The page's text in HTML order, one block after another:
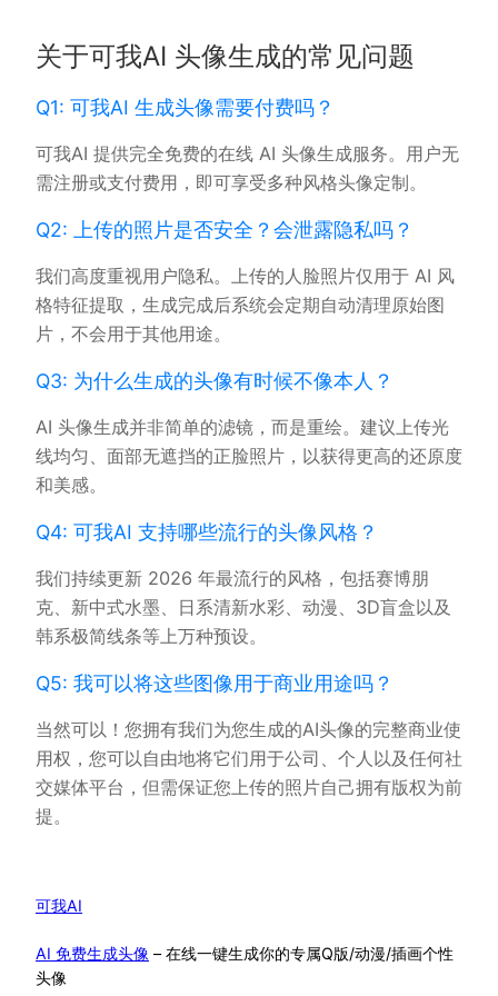
关于可我AI 头像生成的常见问题
Q1: 可我AI 生成头像需要付费吗？
可我AI 提供完全免费的在线 AI 头像生成服务。用户无
需注册或支付费用，即可享受多种风格头像定制。
Q2: 上传的照片是否安全？会泄露隐私吗？
我们高度重视用户隐私。上传的人脸照片仅用于 AI 风
格特征提取，生成完成后系统会定期自动清理原始图
片，不会用于其他用途。
Q3: 为什么生成的头像有时候不像本人？
AI 头像生成并非简单的滤镜，而是重绘。建议上传光
线均匀、面部无遮挡的正脸照片，以获得更高的还原度
和美感。
Q4: 可我AI 支持哪些流行的头像风格？
我们持续更新 2026 年最流行的风格，包括赛博朋
克、新中式水墨、日系清新水彩、动漫、3D盲盒以及
韩系极简线条等上万种预设。
Q5: 我可以将这些图像用于商业用途吗？
当然可以！您拥有我们为您生成的AI头像的完整商业使
用权，您可以自由地将它们用于公司、个人以及任何社
交媒体平台，但需保证您上传的照片自己拥有版权为前
提。
可我AI
AI 免费生成头像 – 在线一键生成你的专属Q版/动漫/插画个性
头像